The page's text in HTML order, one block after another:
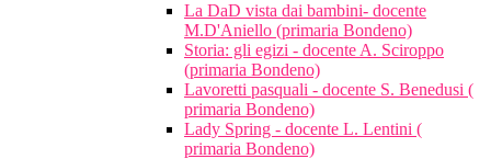
La DaD vista dai bambini- docente
M.D'Aniello (primaria Bondeno)
Storia: gli egizi - docente A. Sciroppo
(primaria Bondeno)
Lavoretti pasquali - docente S. Benedusi (
primaria Bondeno)
Lady Spring - docente L. Lentini (
primaria Bondeno)